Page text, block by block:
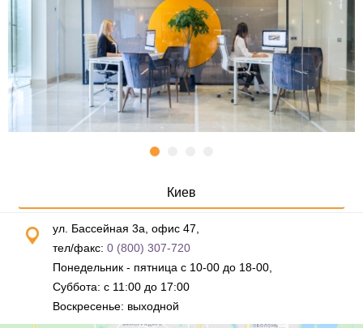
Киев
ул. Бассейная 3а, офис 47,
тел/факс: 0 (800) 307-720
Понедельник - пятница с 10-00 до 18-00,
Суббота: с 11:00 до 17:00
Воскресенье: выходной